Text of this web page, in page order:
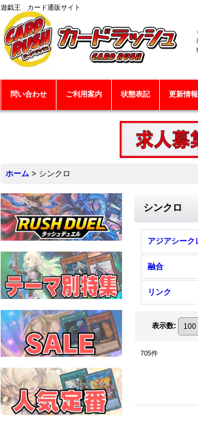
遊戯王 カード通販サイト
問い合わせ ご利用案内 状態表記 更新情報
ホーム > シンクロ
シンクロ
融合
リンク
表示数:
705件